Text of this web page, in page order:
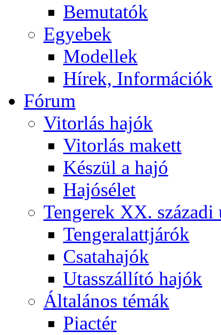
Bemutatók
Egyebek
Modellek
Hírek, Információk
Fórum
Vitorlás hajók
Vitorlás makett
Készül a hajó
Hajósélet
Tengerek XX. századi
Tengeralattjárók
Csatahajók
Utasszállító hajók
Általános témák
Piactér